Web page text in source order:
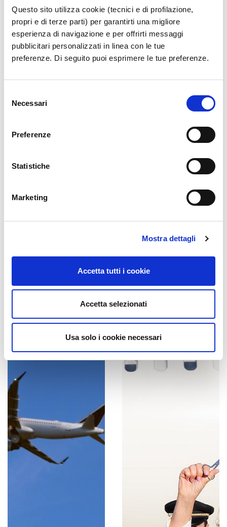
Questo sito utilizza cookie (tecnici e di profilazione,
propri e di terze parti) per garantirti una migliore
esperienza di navigazione e per offrirti messaggi
pubblicitari personalizzati in linea con le tue
preferenze. Di seguito puoi esprimere le tue preferenze.
delNecessari
Preferenze
Statistiche
Marketing
Mostra dettagli
Accetta tutti i cookie
Accetta selezionati
Usa solo i cookie necessari